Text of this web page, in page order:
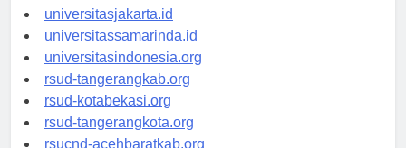
universitassalor.id
universitasjakarta.id
universitassamarinda.id
universitasindonesia.org
rsud-tangerangkab.org
rsud-kotabekasi.org
rsud-tangerangkota.org